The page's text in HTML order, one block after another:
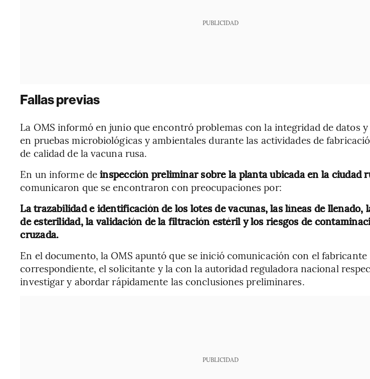
PUBLICIDAD
Fallas previas
La OMS informó en junio que encontró problemas con la integridad de datos
en pruebas microbiológicas y ambientales durante las actividades de
de calidad de la vacuna rusa.
En un informe deinspección preliminar sobre la planta ubicada en la ciudad
comunicaron que se encontraron con preocupaciones por:
La trazabilidad e identificación de los lotes de vacunas, las líneas de llenado,
de esterilidad, la validación de la filtración estéril y los riesgos de
cruzada.
En el documento, la OMS apuntó que se inició comunicación con el fabricante
correspondiente, el solicitante y la con la autoridad reguladora nacional
investigar y abordar rápidamente las conclusiones preliminares.
PUBLICIDAD